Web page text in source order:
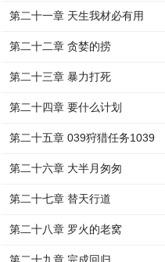
第二十一章 天生我材必有用
第二十二章 贪婪的捞
第二十三章 暴力打死
第二十四章 要什么计划
第二十五章 039狩猎任务1039
第二十六章 大半月匆匆
第二十七章 替天行道
第二十八章 罗火的老窝